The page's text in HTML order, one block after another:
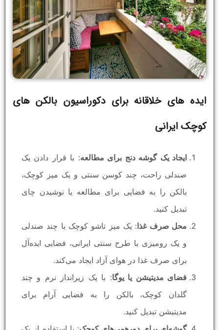
ایده‌ های خلاقانه برای دکوراسیون بالکن های
کوچک ایرانی
ایجاد یک گوشه دنج برای مطالعه: با قرار دادن یک
صندلی راحت، چند کوسن سنتی و یک میز کوچک،
بالکن را به فضایی برای مطالعه یا نوشیدن چای
تبدیل کنید.
محل صرف غذا: یک میز تاشو کوچک با چند صندلی
و یک رومیزی با طرح سنتی ایرانی، فضایی ایده‌آل
برای صرف غذا در هوای آزاد ایجاد می‌کند.
فضای مدیتیشن یا یوگا: با یک زیرانداز نرم و چند
گلدان کوچک، بالکن را به فضایی آرام برای
مدیتیشن تبدیل کنید.